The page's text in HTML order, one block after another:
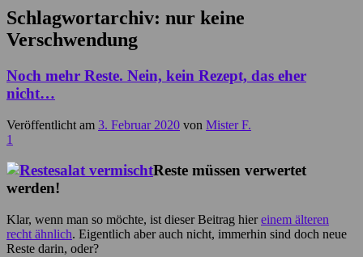
Schlagwortarchiv: nur keine
Verschwendung
Noch mehr Reste. Nein, kein Rezept, das eher
nicht…
Veröffentlicht am 3. Februar 2020 von Mister F.
1
Reste müssen verwertet
werden!
Klar, wenn man so möchte, ist dieser Beitrag hiereinem älteren
recht ähnlich. Eigentlich aber auch nicht, immerhin sind doch neue
Reste darin, oder?